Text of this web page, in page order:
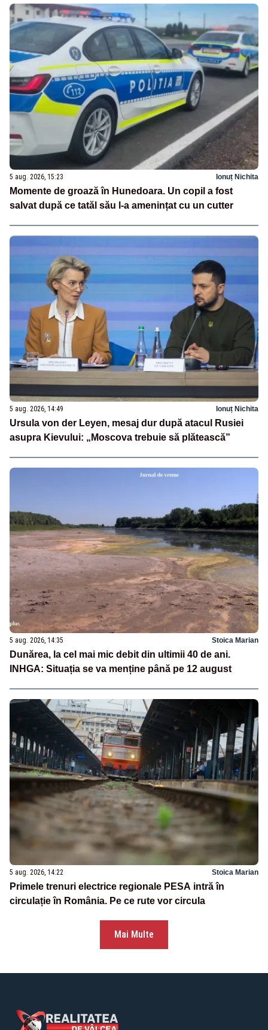
5 aug. 2026, 15:23 Ionuț Nichita
Momente de groază în Hunedoara. Un copil a fost
salvat după ce tatăl său l-a amenințat cu un cutter
5 aug. 2026, 14:49 Ionuț Nichita
Ursula von der Leyen, mesaj dur după atacul Rusiei
asupra Kievului: „Moscova trebuie să plătească”
5 aug. 2026, 14:35 Stoica Marian
Dunărea, la cel mai mic debit din ultimii 40 de ani.
INHGA: Situația se va menține până pe 12 august
5 aug. 2026, 14:22 Stoica Marian
Primele trenuri electrice regionale PESA intră în
circulație în România. Pe ce rute vor circula
Mai Multe